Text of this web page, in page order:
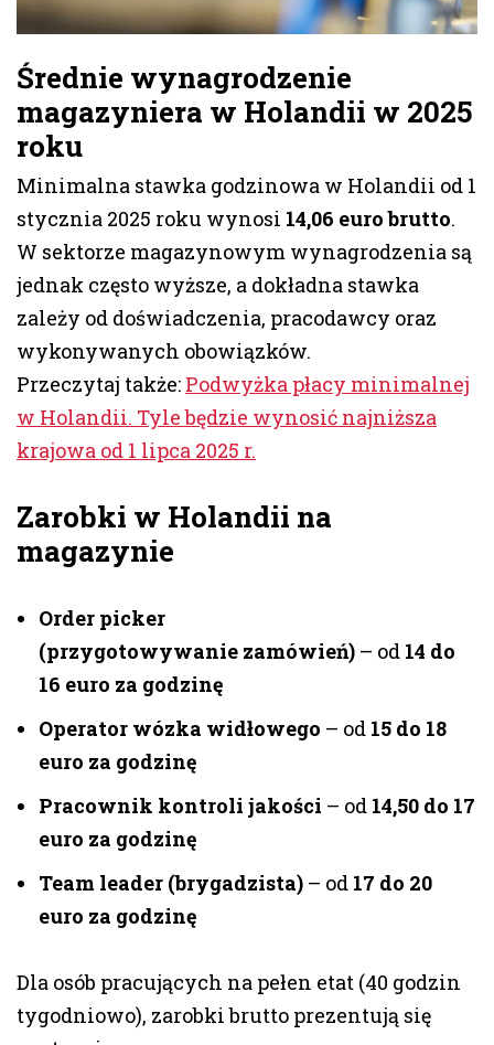
Średnie wynagrodzenie
magazyniera w Holandii w 2025
roku
Minimalna stawka godzinowa w Holandii od 1
stycznia 2025 roku wynosi 14,06 euro brutto.
W sektorze magazynowym wynagrodzenia są
jednak często wyższe, a dokładna stawka
zależy od doświadczenia, pracodawcy oraz
wykonywanych obowiązków.
Przeczytaj także: Podwyżka płacy minimalnej
w Holandii. Tyle będzie wynosić najniższa
krajowa od 1 lipca 2025 r.
Zarobki w Holandii na
magazynie
Order picker
(przygotowywanie zamówień) – od 14 do
16 euro za godzinę
Operator wózka widłowego – od 15 do 18
euro za godzinę
Pracownik kontroli jakości – od 14,50 do 17
euro za godzinę
Team leader (brygadzista) – od 17 do 20
euro za godzinę
Dla osób pracujących na pełen etat (40 godzin
tygodniowo), zarobki brutto prezentują się